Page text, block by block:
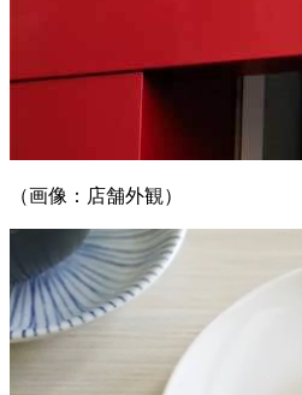
（画像：店舗外観）